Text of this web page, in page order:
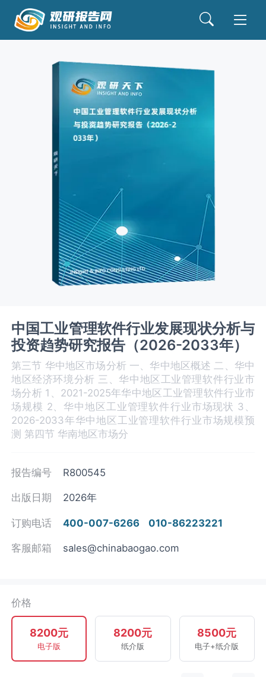
中国工业管理软件行业发展现状分析与
投资趋势研究报告（2026-2033年）
第三节 华中地区市场分析 一、华中地区概述 二、华中
地区经济环境分析 三、华中地区工业管理软件‌‌‌行业市
场分析 1、2021-2025年华中地区工业管理软件行业市
场规模 2、华中地区工业管理软件‌‌‌行业市场现状 3、
2026-2033年华中地区工业管理软件‌‌‌行业市场规模预
测 第四节 华南地区市场分
报告编号 R800545
出版日期 2026年
订购电话 400-007-6266 010-86223221
客服邮箱 sales@chinabaogao.com
价格
8200元
电子版
8200元
纸介版
8500元
电子+纸介版